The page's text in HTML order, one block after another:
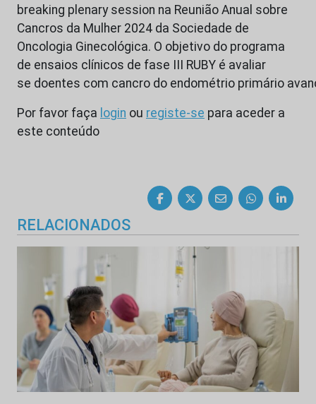
breaking plenary session na Reunião Anual sobre
Cancros da Mulher 2024 da Sociedade de
Oncologia Ginecológica. O objetivo do programa
de ensaios clínicos de fase III RUBY é avaliar
se doentes com cancro do endométrio primário
Por favor faça login ou registe-se para aceder a
este conteúdo
RELACIONADOS